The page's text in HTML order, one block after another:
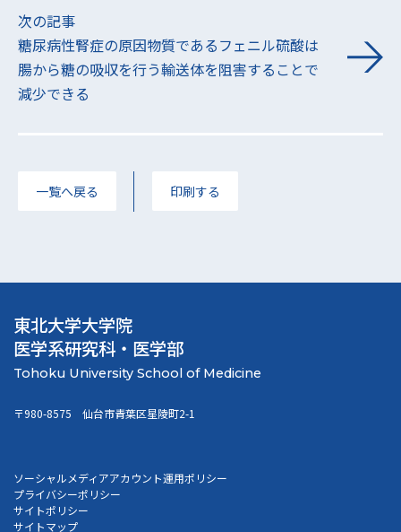
次の記事
糖尿病性腎症の原因物質であるフェニル硫酸は
腸から糖の吸収を行う輸送体を阻害することで
減少できる
一覧へ戻る 印刷する
東北大学大学院
医学系研究科・医学部
〒980-8575 仙台市青葉区星陵町2-1
ソーシャルメディアアカウント運用ポリシー
プライバシーポリシー
サイトポリシー
サイトマップ